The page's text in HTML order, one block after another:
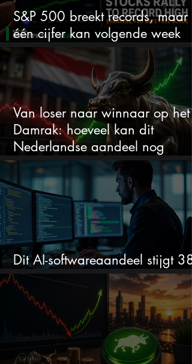
S&P 500 breekt records, maar
één cijfer kan volgende week
alles veranderen
Van loser naar winnaar op het
Damrak: hoeveel kan dit
Nederlandse aandeel nog
stijgen?
Dit AI-softwareaandeel stijgt
en zet de SaaS-crash op zijn